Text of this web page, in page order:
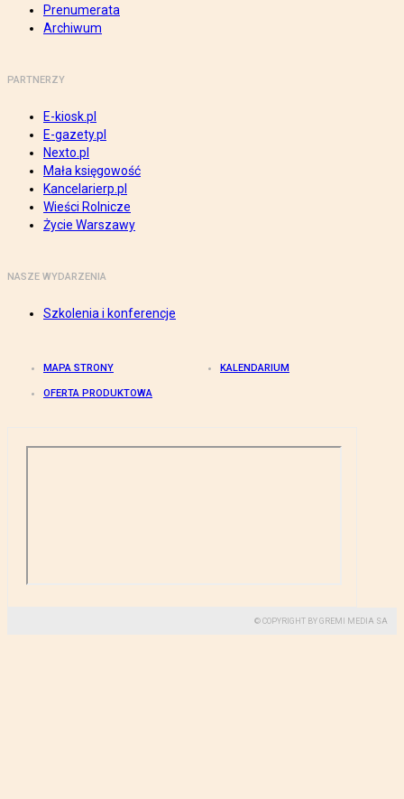
Prenumerata
Archiwum
PARTNERZY
E-kiosk.pl
E-gazety.pl
Nexto.pl
Mała księgowość
Kancelarierp.pl
Wieści Rolnicze
Życie Warszawy
NASZE WYDARZENIA
Szkolenia i konferencje
MAPA STRONY KALENDARIUM
OFERTA PRODUKTOWA
© COPYRIGHT BY GREMI MEDIA SA